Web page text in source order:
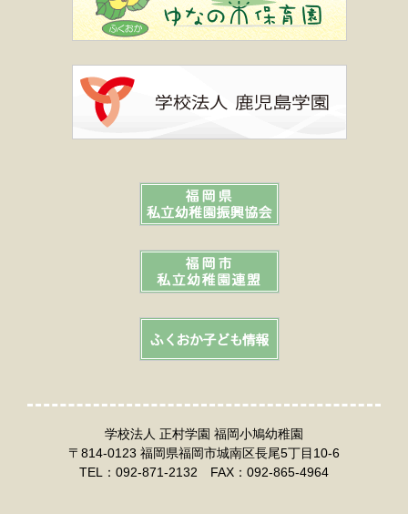
学校法人 正村学園 福岡小鳩幼稚園
〒814-0123 福岡県福岡市城南区長尾5丁目10-6
TEL：092-871-2132 FAX：092-865-4964